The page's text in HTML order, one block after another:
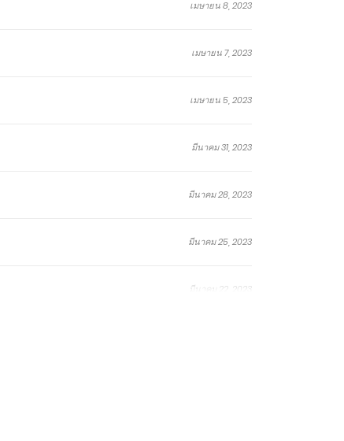
เมษายน 8, 2023
เมษายน 7, 2023
เมษายน 5, 2023
มีนาคม 31, 2023
มีนาคม 28, 2023
มีนาคม 25, 2023
มีนาคม 22, 2023